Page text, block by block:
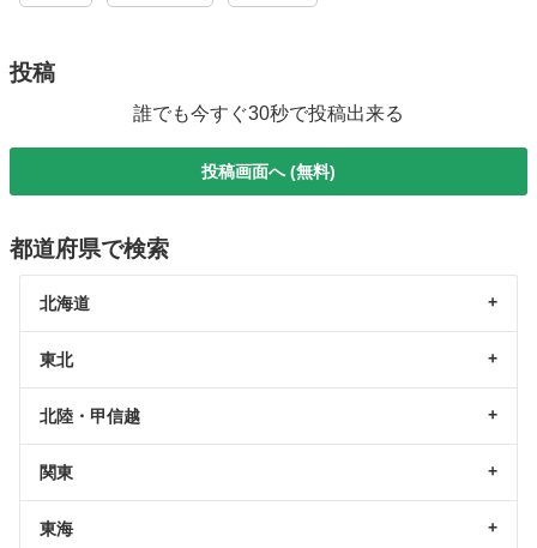
投稿
誰でも今すぐ30秒で投稿出来る
投稿画面へ (無料)
都道府県で検索
北海道
東北
北陸・甲信越
関東
東海